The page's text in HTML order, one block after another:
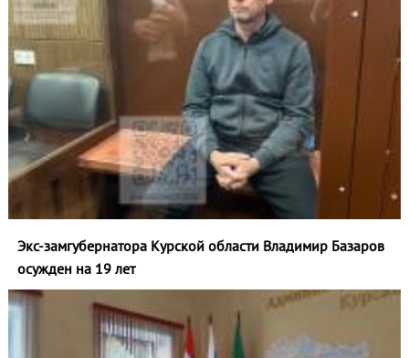
Экс-замгубернатора Курской области Владимир Базаров
осужден на 19 лет